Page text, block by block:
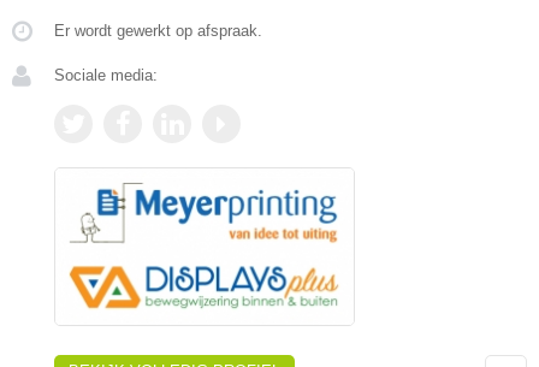
Er wordt gewerkt op afspraak.
Sociale media: